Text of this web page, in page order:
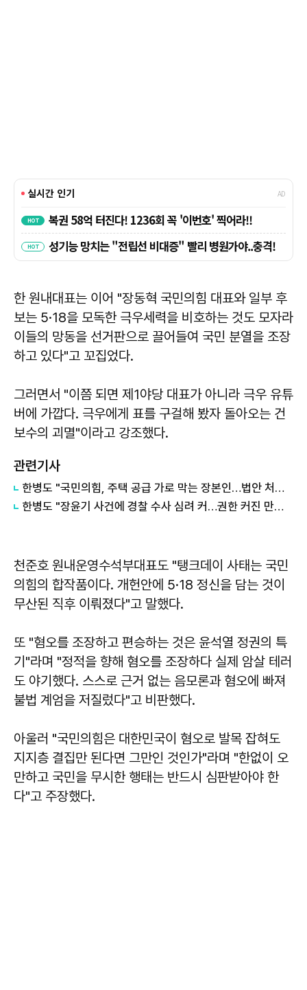
한 원내대표는 이어 "장동혁 국민의힘 대표와 일부 후
보는 5·18을 모독한 극우세력을 비호하는 것도 모자라
이들의 망동을 선거판으로 끌어들여 국민 분열을 조장
하고 있다"고 꼬집었다.
그러면서 "이쯤 되면 제1야당 대표가 아니라 극우 유튜
버에 가깝다. 극우에게 표를 구걸해 봤자 돌아오는 건
보수의 괴멸"이라고 강조했다.
관련기사
한병도 "국민의힘, 주택 공급 가로 막는 장본인…법안 처리 협조하라"
한병도 "장윤기 사건에 경찰 수사 심려 커…권한 커진 만큼 증명해야"
천준호 원내운영수석부대표도 "탱크데이 사태는 국민
의힘의 합작품이다. 개헌안에 5·18 정신을 담는 것이
무산된 직후 이뤄졌다"고 말했다.
또 "혐오를 조장하고 편승하는 것은 윤석열 정권의 특
기"라며 "정적을 향해 혐오를 조장하다 실제 암살 테러
도 야기했다. 스스로 근거 없는 음모론과 혐오에 빠져
불법 계엄을 저질렀다"고 비판했다.
아울러 "국민의힘은 대한민국이 혐오로 발목 잡혀도
지지층 결집만 된다면 그만인 것인가"라며 "한없이 오
만하고 국민을 무시한 행태는 반드시 심판받아야 한
다"고 주장했다.